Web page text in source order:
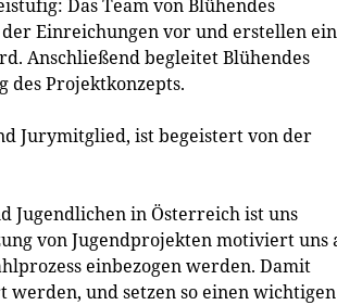
Das Team von Blühendes
Einreichungen vor und erstellen
Anschließend begleitet Blühendes
Projektkonzepts.
Jurymitglied, ist begeistert von der
Jugendlichen in Österreich ist uns
von Jugendprojekten motiviert uns
einbezogen werden. Damit
und setzen so einen wichtigen